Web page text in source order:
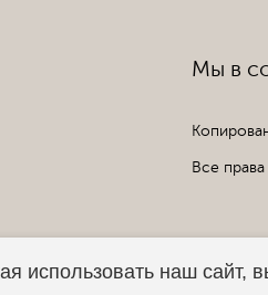
Мы в
Все
использовать наш сайт,